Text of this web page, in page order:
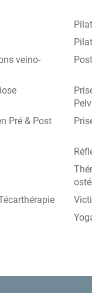
veino-
Pré & Post